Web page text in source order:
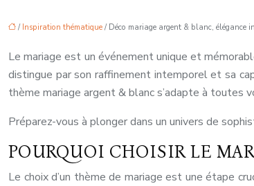
/ Inspiration thématique / Déco mariage argent & blanc, élégance
Le mariage est un événement unique et
distingue par son raffinement intemporel et sa
thème mariage argent & blanc s’adapte à toutes
Préparez-vous à plonger dans un univers de
POURQUOI CHOISIR LE
Le choix d’un thème de mariage est une étape